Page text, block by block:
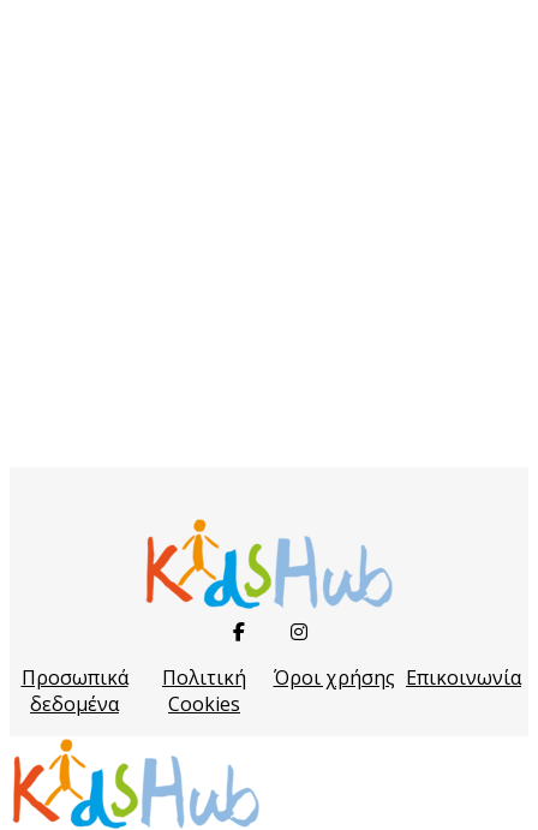
Προσωπικά
δεδομένα
Πολιτική
Cookies
Όροι χρήσης Επικοινωνία